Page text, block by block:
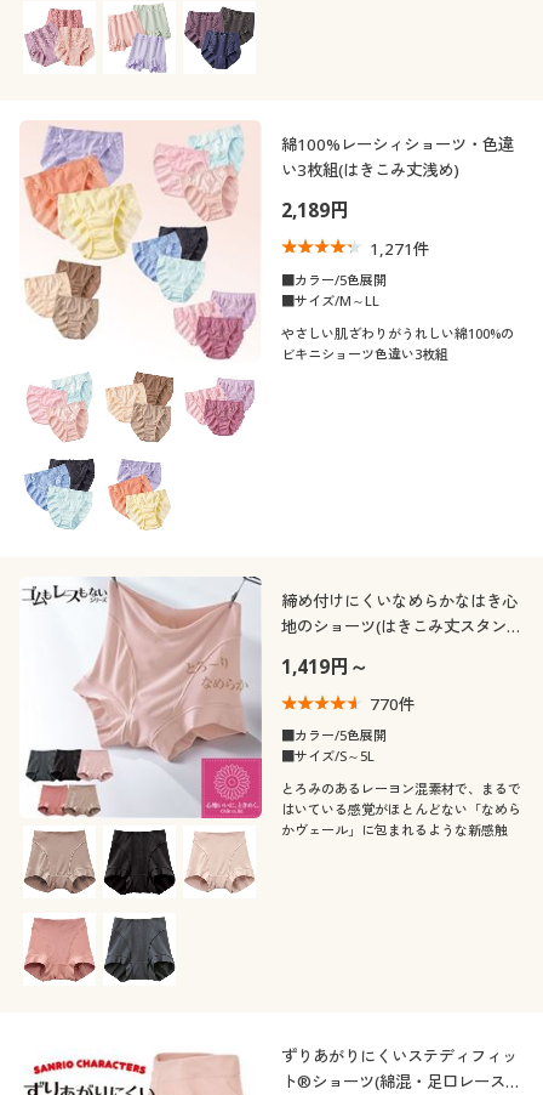
ご利用ガイド 吸汗速乾
消臭
エレガント
ナチュラル
着用感
年代
20代 30代
40代
60代
シーズン
夏
冬
～ 円 絞込
綿100%レーシィショーツ・色違
い3枚組(はきこみ丈浅め)
2,189円
1,271件
■カラー/5色展開
■サイズ/M～LL
やさしい肌ざわりがうれしい綿100%の
ビキニショーツ色違い3枚組
締め付けにくいなめらかなはき心
地のショーツ(はきこみ丈スタンダ
1,419円～
770件
■カラー/5色展開
■サイズ/S～5L
とろみのあるレーヨン混素材で、まるで
はいている感覚がほとんどない「なめら
かヴェール」に包まれるような新感触
ずりあがりにくいステディフィッ
ト®ショーツ(綿混・足口レース・